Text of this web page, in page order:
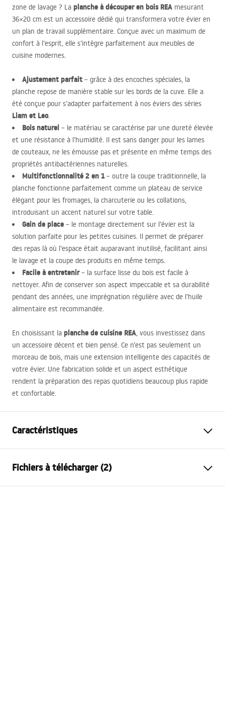
zone de lavage ? La planche à découper en bois REA mesurant
36×20 cm est un accessoire dédié qui transformera votre évier en
un plan de travail supplémentaire. Conçue avec un maximum de
confort à l’esprit, elle s’intègre parfaitement aux meubles de
cuisine modernes.
Ajustement parfait – grâce à des encoches spéciales, la
planche repose de manière stable sur les bords de la cuve. Elle a
été conçue pour s’adapter parfaitement à nos éviers des séries
Liam et Leo.
Bois naturel – le matériau se caractérise par une dureté élevée
et une résistance à l’humidité. Il est sans danger pour les lames
de couteaux, ne les émousse pas et présente en même temps des
propriétés antibactériennes naturelles.
Multifonctionnalité 2 en 1– outre la coupe traditionnelle, la
planche fonctionne parfaitement comme un plateau de service
élégant pour les fromages, la charcuterie ou les collations,
introduisant un accent naturel sur votre table.
Gain de place – le montage directement sur l’évier est la
solution parfaite pour les petites cuisines. Il permet de préparer
des repas là où l’espace était auparavant inutilisé, facilitant ainsi
le lavage et la coupe des produits en même temps.
Facile à entretenir– la surface lisse du bois est facile à
nettoyer. Afin de conserver son aspect impeccable et sa durabilité
pendant des années, une imprégnation régulière avec de l’huile
alimentaire est recommandée.
En choisissant la planche de cuisine REA, vous investissez dans
un accessoire décent et bien pensé. Ce n’est pas seulement un
morceau de bois, mais une extension intelligente des capacités de
votre évier. Une fabrication solide et un aspect esthétique
rendent la préparation des repas quotidiens beaucoup plus rapide
et confortable.
Caractéristiques
Matériel
Longueur (mm)
360mm
Fichiers à télécharger (2)